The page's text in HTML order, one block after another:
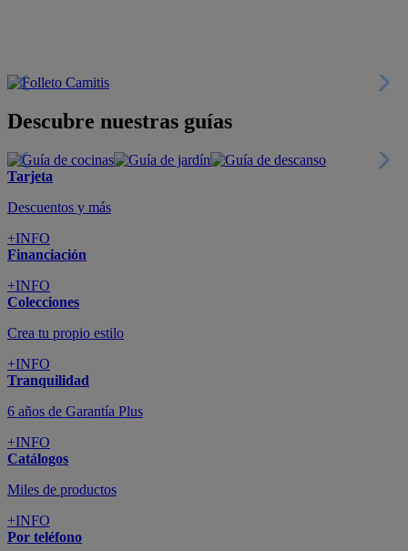
Descubre nuestras guías
Tarjeta
Descuentos y más
+INFO
Financiación
+INFO
Colecciones
Crea tu propio estilo
+INFO
Tranquilidad
6 años de Garantía Plus
+INFO
Catálogos
Miles de productos
+INFO
Por teléfono